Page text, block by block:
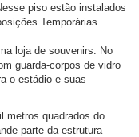
piso estão instalados
Temporárias
loja de souvenirs. No
guarda-corpos de vidro
o estádio e suas
metros quadrados do
parte da estrutura